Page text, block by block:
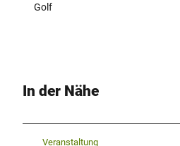
Golf
In der Nähe
Veranstaltung